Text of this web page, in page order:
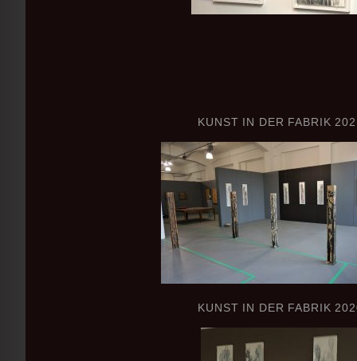
KUNST IN DER FABRIK
KUNST IN DER FABRIK